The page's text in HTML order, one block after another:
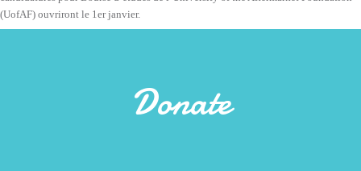
(UofAF) ouvriront le 1er janvier.
Donate